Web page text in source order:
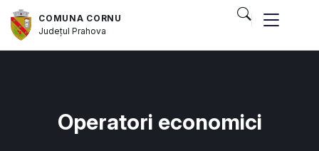
COMUNA CORNU
JudețulPrahova
Operatori economici